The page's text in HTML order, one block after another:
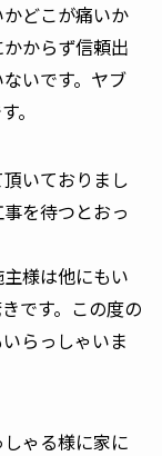
どこが痛いか
からず信頼出
いです。ヤブ
。
いておりまし
を待つとおっ
様は他にもい
です。この度の
らっしゃいま
ゃる様に家に